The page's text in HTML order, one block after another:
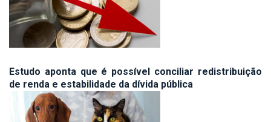
Estudo aponta que é possível conciliar redistribuição
de renda e estabilidade da dívida pública